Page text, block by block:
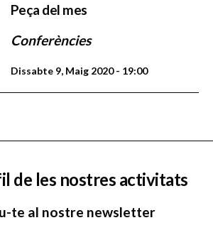
Peça del mes
Conferències
Dissabte 9, Maig 2020 - 19:00
de les nostres activitats
te al nostre newsletter